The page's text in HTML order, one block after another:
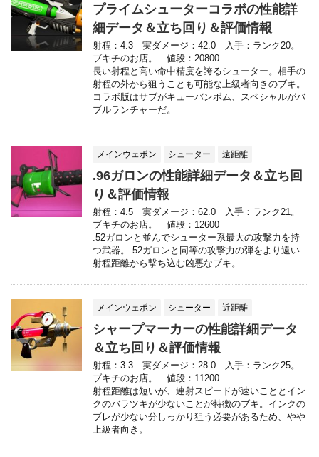
プライムシューターコラボの性能詳
細データ＆立ち回り＆評価情報
射程：4.3 実ダメージ：42.0 入手：ランク20。
ブキチのお店。 値段：20800
長い射程と高い命中精度を誇るシューター。相手の
射程の外から狙うことも可能な上級者向きのブキ。
コラボ版はサブがキューバンボム、スペシャルがバ
ブルランチャーだ。
メインウェポン シューター 遠距離
.96ガロンの性能詳細データ＆立ち回
り＆評価情報
射程：4.5 実ダメージ：62.0 入手：ランク21。
ブキチのお店。 値段：12600
.52ガロンと並んでシューター系最大の攻撃力を持
つ武器。.52ガロンと同等の攻撃力の弾をより遠い
射程距離から撃ち込む凶悪なブキ。
メインウェポン シューター 近距離
シャープマーカーの性能詳細データ
＆立ち回り＆評価情報
射程：3.3 実ダメージ：28.0 入手：ランク25。
ブキチのお店。 値段：11200
射程距離は短いが、連射スピードが速いこととイン
クのバラツキが少ないことが特徴のブキ。インクの
ブレが少ない分しっかり狙う必要があるため、やや
上級者向き。